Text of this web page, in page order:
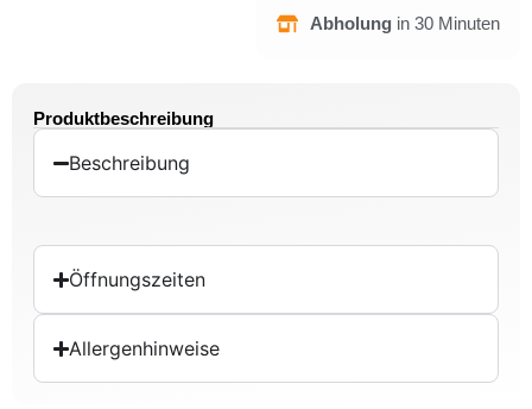
Abholung in 30 Minuten
Produktbeschreibung
Beschreibung
Öffnungszeiten
Allergenhinweise